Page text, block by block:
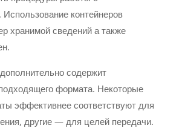
контейнеров
хранимой сведений а также
содержит
формата. Некоторые
эффективнее соответствуют для
другие — для целей передачи.